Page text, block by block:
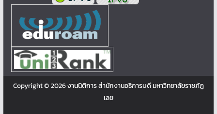
Copyright © 2026งานนิติการ สำนักงานอธิการบดี มหาวิทยาลัยราชภัฏ
เลย